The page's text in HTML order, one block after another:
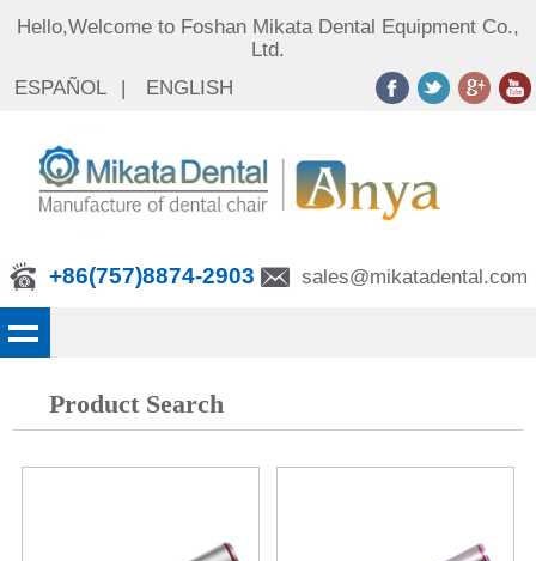
Hello,Welcome to Foshan Mikata Dental Equipment Co.,
Ltd.
ESPAÑOL
ENGLISH
+86(757)8874-2903 sales@mikatadental.com
Product Search